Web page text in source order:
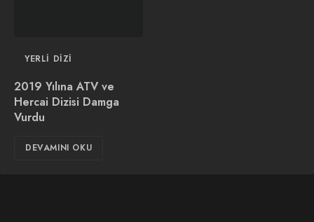
YERLI DIZI
2019 Yılına ATV ve
Hercai Dizisi Damga
Vurdu
DEVAMINI OKU